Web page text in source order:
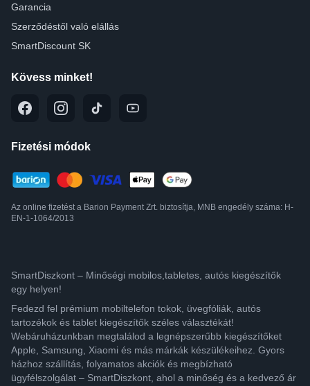
Garancia
Szerződéstől való elállás
SmartDiscount SK
Kövess minket!
Fizetési módok
Az online fizetést a Barion Payment Zrt. biztosítja, MNB engedély száma: H-
EN-1-1064/2013
SmartDiszkont – Minőségi mobilos,tabletes, autós kiegészítők
egy helyen!
Fedezd fel prémium mobiltelefon tokok, üvegfóliák, autós
tartozékok és tablet kiegészítők széles választékát!
Webáruházunkban megtalálod a legnépszerűbb kiegészítőket
Apple, Samsung, Xiaomi és más márkák készülékeihez. Gyors
házhoz szállítás, folyamatos akciók és megbízható
ügyfélszolgálat – SmartDiszkont, ahol a minőség és a kedvező ár